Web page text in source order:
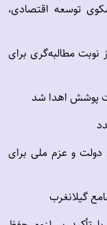
توسعه اقتصادی،
نوبت مطالبه‌گری برای
دولت و عزم ملی برای
گیلانغرب